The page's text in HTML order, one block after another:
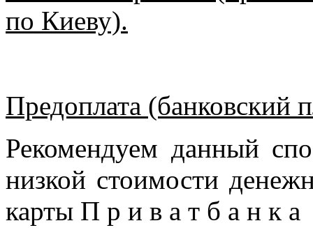
по Киеву).
Предоплата (банковский
Рекомендуем данный
низкой стоимости
карты П р и в а т б а н к